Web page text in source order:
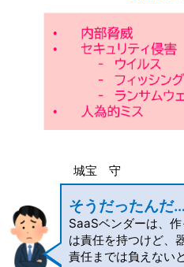
城宝 守
そうだったんだ…
SaaSベンダーは、
は責任を持つけど、
責任までは負えない